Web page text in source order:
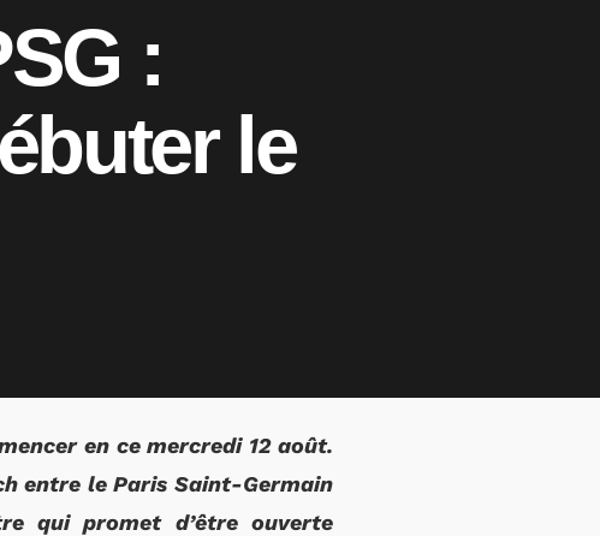
:
le
en ce mercredi 12 août.
entre le Paris Saint-Germain
qui promet d’être ouverte